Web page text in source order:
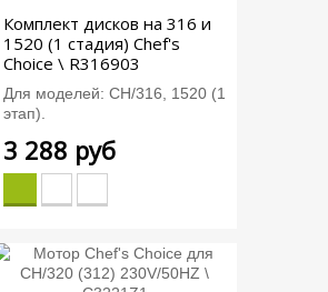
Комплект дисков на 316 и
1520 (1 стадия) Chef's
Choice \ R316903
Для моделей: CH/316, 1520 (1
этап).
3 288 руб